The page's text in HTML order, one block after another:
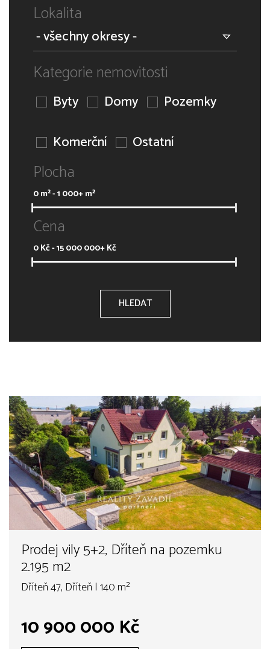
Lokalita
Kategorie nemovitosti
Byty Domy
Pozemky
Komerční
Ostatní
Plocha
0m² -1 000+m²
Cena
0Kč -15 000 000+Kč
HLEDAT
Prodej vily 5+2, Dříteň na pozemku
2.195 m2
Dříteň 47, Dříteň | 140 m²
10 900 000 Kč